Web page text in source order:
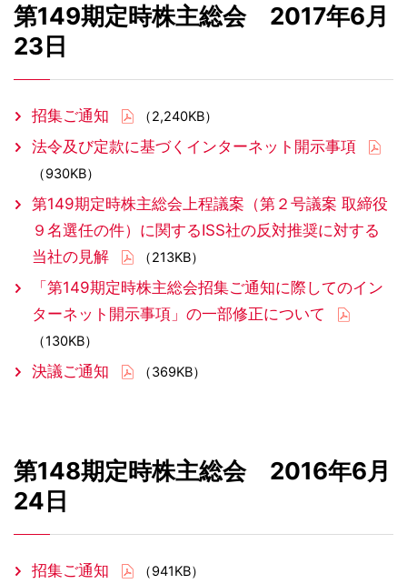
第149期定時株主総会 2017年6月
23日
招集ご通知 （2,240KB）
法令及び定款に基づくインターネット開示事項
（930KB）
第149期定時株主総会上程議案（第２号議案 取締役
９名選任の件）に関するISS社の反対推奨に対する
当社の見解
（213KB）
「第149期定時株主総会招集ご通知に際してのイン
ターネット開示事項」の一部修正について
（130KB）
決議ご通知 （369KB）
第148期定時株主総会 2016年6月
24日
招集ご通知 （941KB）